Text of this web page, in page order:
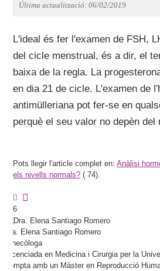
Última actualització: 06/02/2019
L'ideal és fer l'examen de FSH,
del cicle menstrual, és a dir, el
baixa de la regla. La
en dia 21 de cicle. L'examen de
antimülleriana pot fer-se en
perquè el seu valor no depèn del
Pots llegir l'article complet en:Anàlisi
els nivells normals? ( 74).
6
Dra. Elena Santiago Romero
Ginecòloga
Llicenciada en Medicina i Cirurgia per la
Compta amb un Màster en Reproducció